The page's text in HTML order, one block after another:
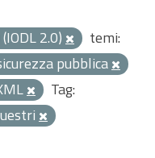
2.0)
temi:
pubblica
Tag: